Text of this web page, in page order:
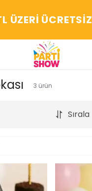
ÜZERI
3 ürün
Sırala